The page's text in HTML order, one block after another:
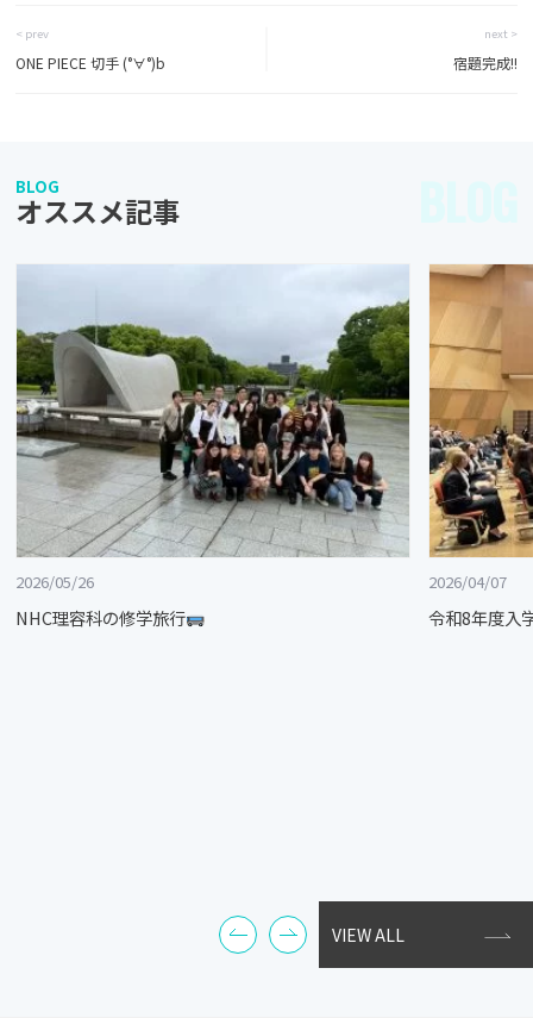
< prev
ONE PIECE 切手 (°∀°)b
next >
宿題完成!!
BLOG
オススメ記事
2026/05/26
NHC理容科の修学旅行
2026/04/07
令和8年度入
VIEW ALL